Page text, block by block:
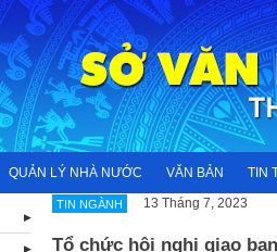
QUẢN LÝ NHÀ NƯỚC VĂN BẢN TIN
TIN NGÀNH 13 Tháng 7, 2023
Tổ chức hội nghị giao